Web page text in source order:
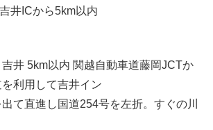
井ICから5km以内
吉井 5km以内 関越自動車道藤岡JCTか
利用して吉井イン
て直進し国道254号を左折。すぐの川